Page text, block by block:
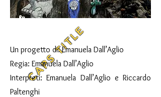
CAPS TITLE
Un progetto di: Emanuela Dall’Aglio
Regia: Emanuela Dall’Aglio
Interpreti: Emanuela Dall’Aglio e Riccardo
Paltenghi